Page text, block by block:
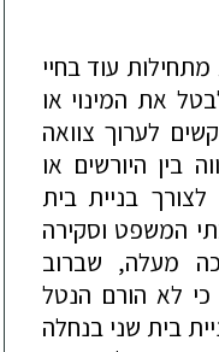
מתחילות עוד בחיי
את המינוי או
לערוך צוואה
בין היורשים או
בניית בית
המשפט וסקירה
מעלה, שברוב
לא הורם הנטל
בית שני בנחלה